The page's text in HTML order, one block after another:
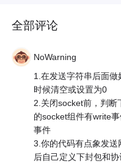
全部评论
NoWarning
1.在发送字符串后面
时候清空或设置为0
2.关闭socket前，判断
的socket组件有write
事件
3.你的代码有点象发
后自己定义下封包和